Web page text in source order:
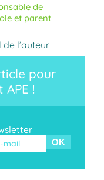
de
et parent
l’auteur
pour
!
champ vide.